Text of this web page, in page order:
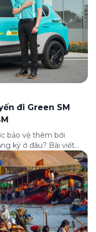
đi Green SM
bảo vệ thêm bởi
ký ở đâu? Bài viết
tham gia (và hủy tham
dụng Green SM, cùng